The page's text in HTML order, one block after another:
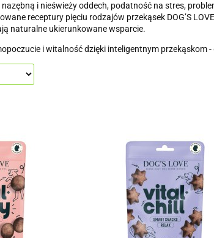
nazębną i nieświeży oddech, podatność na stres,
receptury pięciu rodzajów przekąsek DOG’S
naturalne ukierunkowane wsparcie.
i witalność dzięki inteligentnym przekąskom